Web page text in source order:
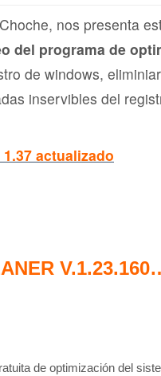
nos presenta
del programa de
de windows,
inservibles del
actualizado
de optimización del